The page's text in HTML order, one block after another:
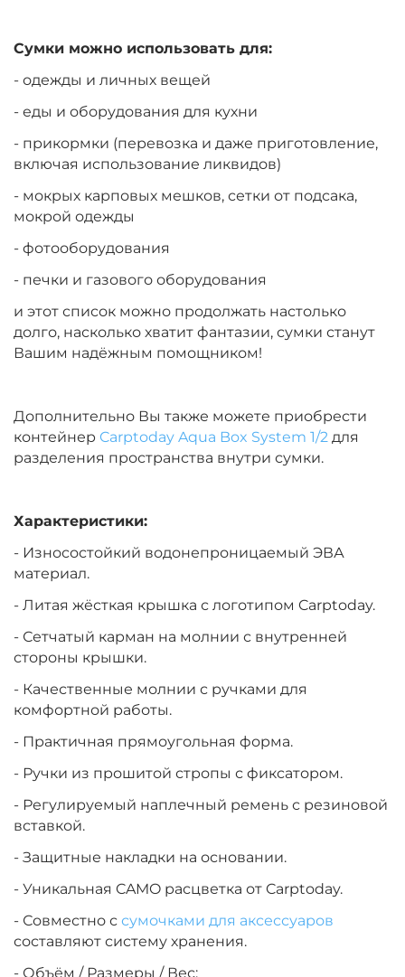
Сумки можно использовать для:
- одежды и личных вещей
- еды и оборудования для кухни
- прикормки (перевозка и даже приготовление,
включая использование ликвидов)
- мокрых карповых мешков, сетки от подсака,
мокрой одежды
- фотооборудования
- печки и газового оборудования
и этот список можно продолжать настолько
долго, насколько хватит фантазии, сумки станут
Вашим надёжным помощником!
Дополнительно Вы также можете приобрести
контейнер Carptoday Aqua Box System 1/2 для
разделения пространства внутри сумки.
Характеристики:
- Износостойкий водонепроницаемый ЭВА
материал.
- Литая жёсткая крышка с логотипом Carptoday.
- Сетчатый карман на молнии с внутренней
стороны крышки.
- Качественные молнии с ручками для
комфортной работы.
- Практичная прямоугольная форма.
- Ручки из прошитой стропы с фиксатором.
- Регулируемый наплечный ремень с резиновой
вставкой.
- Защитные накладки на основании.
- Уникальная CAMO расцветка от Carptoday.
- Совместно с сумочками для аксессуаров
составляют систему хранения.
- Объём / Размеры / Вес: